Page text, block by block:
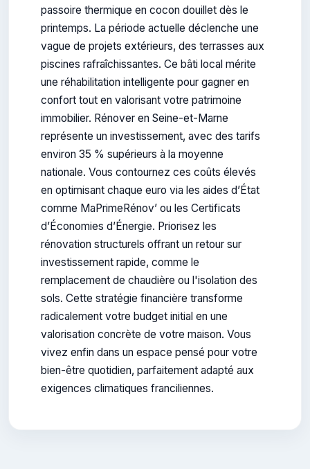
passoire thermique en cocon douillet dès le
printemps. La période actuelle déclenche une
vague de projets extérieurs, des terrasses aux
piscines rafraîchissantes. Ce bâti local mérite
une réhabilitation intelligente pour gagner en
confort tout en valorisant votre patrimoine
immobilier. Rénover en Seine-et-Marne
représente un investissement, avec des tarifs
environ 35 % supérieurs à la moyenne
nationale. Vous contournez ces coûts élevés
en optimisant chaque euro via les aides d’État
comme MaPrimeRénov’ ou les Certificats
d’Économies d’Énergie. Priorisez les
rénovation structurels offrant un retour sur
investissement rapide, comme le
remplacement de chaudière ou l'isolation des
sols. Cette stratégie financière transforme
radicalement votre budget initial en une
valorisation concrète de votre maison. Vous
vivez enfin dans un espace pensé pour votre
bien-être quotidien, parfaitement adapté aux
exigences climatiques franciliennes.